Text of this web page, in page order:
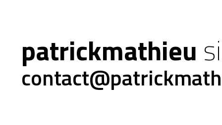
pour se
patrickmathieu